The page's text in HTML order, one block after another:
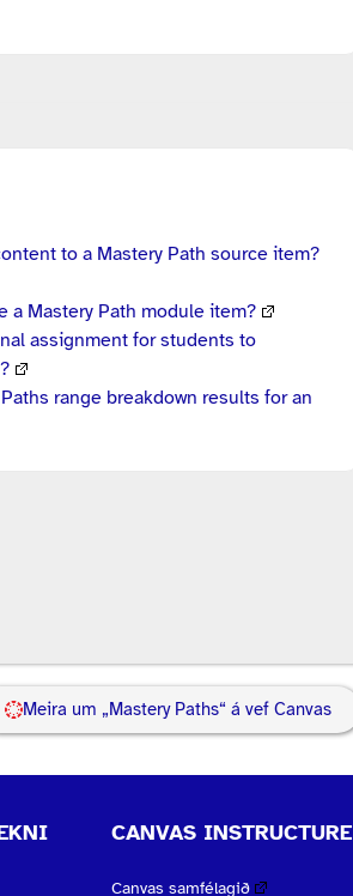
to a Mastery Path source item?
a Mastery Path module item?
assignment for students to
range breakdown results for an
Meira um „Mastery Paths“ á vef Canvas
CANVAS INSTRUCTURE
Canvas samfélagið